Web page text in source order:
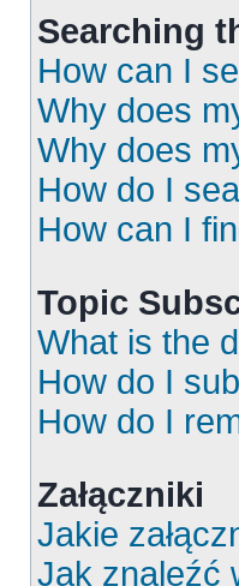
Searching
How can I
Why does
Why does
How do I
How can I
Topic
What is the
How do I
How do I
Załączniki
Jakie
Jak znaleźć